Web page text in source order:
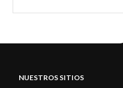
NUESTROS SITIOS